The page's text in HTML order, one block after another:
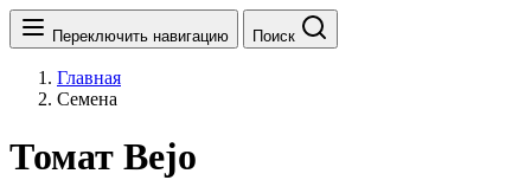
Переключить навигацию Поиск
Главная
Семена
Томат Bejo